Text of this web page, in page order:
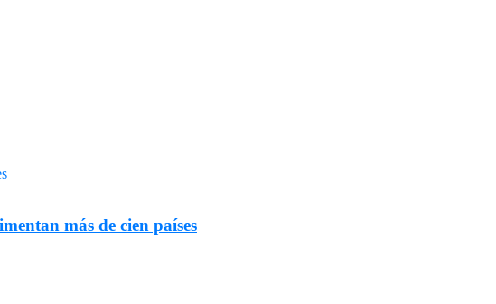
más de cien países